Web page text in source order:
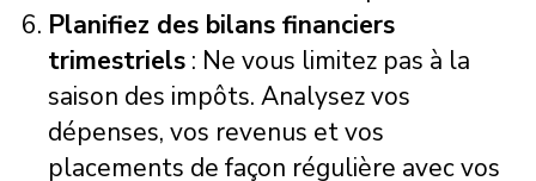
Planifiez des bilans financiers
trimestriels : Ne vous limitez pas à la
saison des impôts. Analysez vos
dépenses, vos revenus et vos
placements de façon régulière avec vos